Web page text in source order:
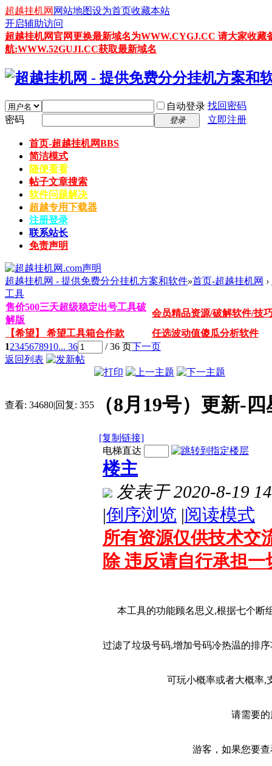
超越挂机网 网站地图设为首页收藏本站
开启辅助访问
超越挂机网官网更换最新域名为WWW.CYGJ.CC 请大家收
航:WWW.52GUJI.CC获取最新域名
自动登录 找回密码
密码
登录 立即注册
首页-超越挂机网BBS
简洁模式
随便看看
帖子文章搜索
软件问题解决
超越专用下载器
注册登录
联系站长
免责声明
超越挂机网 - 提供免费分分挂机方案和软件»首页-超越挂机网 ›
工具
售价500三天超级稳定出号工具破
解版
会员精品资源/破解软件/技
【希望】 希望工具箱合作款
任选波动值傻瓜分析软件
12345678910... 36 / 36 页下一页
返回列表
查看: 34680|回复: 355 （8月19号）更新-
[复制链接]
电梯直达
楼主
发表于 2020-8-19
|倒序浏览 |阅读模式
所有资源仅供技术交
除 违反请自行承担
本工具的功能顾名思义,根据七个断
过滤了垃圾号码,增加号码冷热温的排
可玩小概率或者大概率,
请需要
游客，如果您要